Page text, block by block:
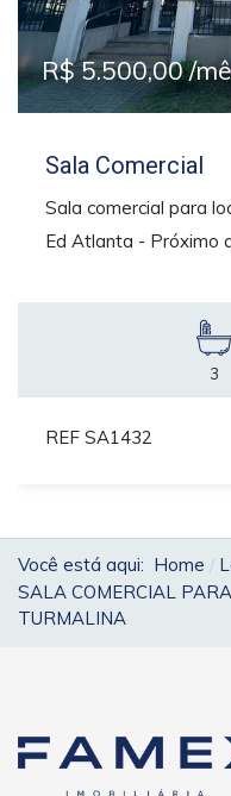
R$ 5.500,00 /
Sala Comercial
Sala comercial para
Ed Atlanta - Próximo
3
REF SA1432
Você está aqui: Home
SALA COMERCIAL
TURMALINA